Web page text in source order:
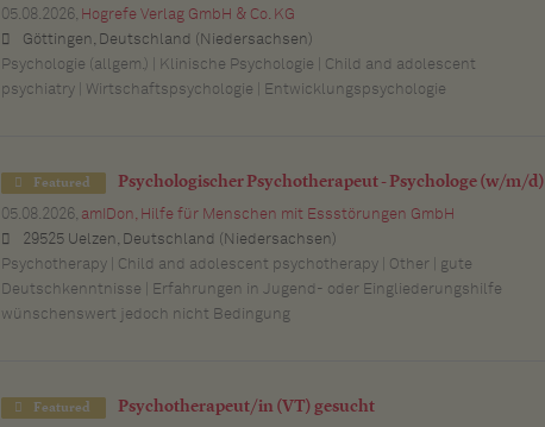
05.08.2026, Hogrefe Verlag GmbH & Co. KG
Göttingen, Deutschland (Niedersachsen)
Psychologie (allgem.) | Klinische Psychologie | Child and adolescent
psychiatry | Wirtschaftspsychologie | Entwicklungspsychologie
Featured Psychologischer Psychotherapeut - Psychologe (w/m/d)
05.08.2026, amIDon, Hilfe für Menschen mit Essstörungen GmbH
29525 Uelzen, Deutschland (Niedersachsen)
Psychotherapy | Child and adolescent psychotherapy | Other | gute
Deutschkenntnisse | Erfahrungen in Jugend- oder Eingliederungshilfe
wünschenswert jedoch nicht Bedingung
Featured Psychotherapeut/in (VT) gesucht